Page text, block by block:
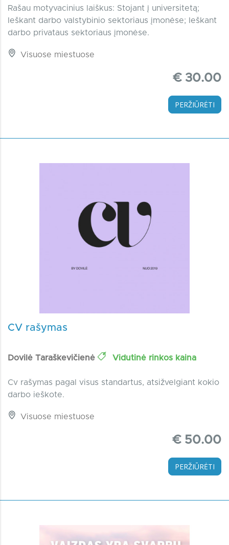
Rašau motyvacinius laiškus: Stojant į universitetą;
Ieškant darbo valstybinio sektoriaus įmonėse; Ieškant
darbo privataus sektoriaus įmonėse.
Visuose miestuose
€ 30.00
PERŽIŪRĖTI
CV rašymas
Dovilė Taraškevičienė Vidutinė rinkos kaina
Cv rašymas pagal visus standartus, atsižvelgiant kokio
darbo ieškote.
Visuose miestuose
€ 50.00
PERŽIŪRĖTI